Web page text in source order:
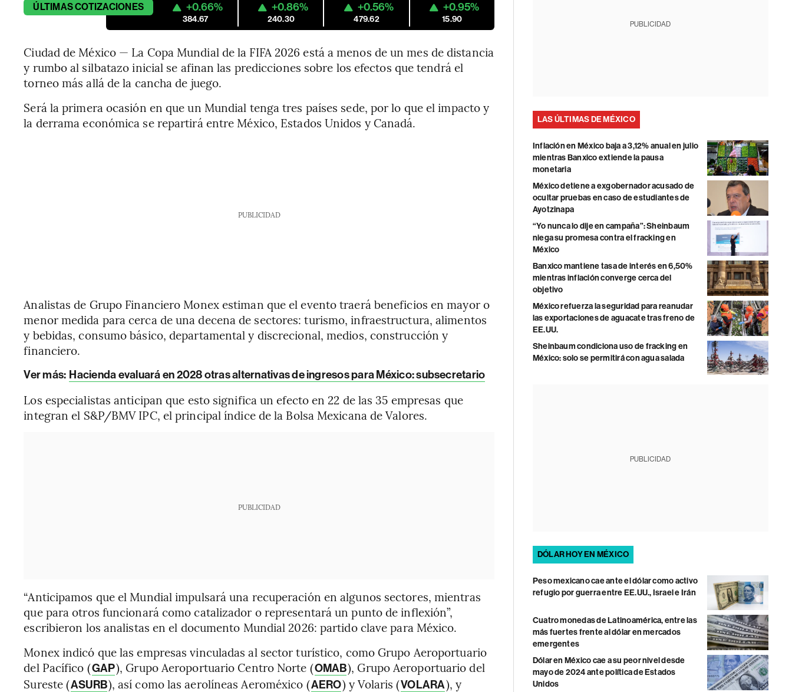
ÚLTIMASCOTIZACIONES +0.66%
384.67
+0.86%
240.30
+0.56%
479.62
+0.95%
15.90
Ciudad de México — La Copa Mundial de la FIFA 2026 está a menos de un mes de distancia
y rumbo al silbatazo inicial se afinan las predicciones sobre los efectos que tendrá el
torneo más allá de la cancha de juego.
Será la primera ocasión en que un Mundial tenga tres países sede, por lo que el impacto y
la derrama económica se repartirá entre México, Estados Unidos y Canadá.
PUBLICIDAD
Analistas de Grupo Financiero Monex estiman que el evento traerá beneficios en mayor o
menor medida para cerca de una decena de sectores: turismo, infraestructura, alimentos
y bebidas, consumo básico, departamental y discrecional, medios, construcción y
financiero.
Ver más: Hacienda evaluará en 2028 otras alternativas de ingresos para México: subsecretario
Los especialistas anticipan que esto significa un efecto en 22 de las 35 empresas que
integran el S&P/BMV IPC, el principal índice de la Bolsa Mexicana de Valores.
PUBLICIDAD
“Anticipamos que el Mundial impulsará una recuperación en algunos sectores, mientras
que para otros funcionará como catalizador o representará un punto de inflexión”,
escribieron los analistas en el documento Mundial 2026: partido clave para México.
Monex indicó que las empresas vinculadas al sector turístico, como Grupo Aeroportuario
del Pacífico (GAP), Grupo Aeroportuario Centro Norte (OMAB), Grupo Aeroportuario del
Sureste (ASURB), así como las aerolíneas Aeroméxico (AERO) y Volaris (VOLARA), y
PUBLICIDAD
LAS ÚLTIMAS DE MÉXICO
Inflación en México baja a 3,12% anual en julio
mientras Banxico extiende la pausa
monetaria
México detiene a exgobernador acusado de
ocultar pruebas en caso de estudiantes de
Ayotzinapa
“Yo nunca lo dije en campaña”: Sheinbaum
niega su promesa contra el fracking en
México
Banxico mantiene tasa de interés en 6,50%
mientras inflación converge cerca del
objetivo
México refuerza la seguridad para reanudar
las exportaciones de aguacate tras freno de
EE.UU.
Sheinbaum condiciona uso de fracking en
México: solo se permitirá con agua salada
PUBLICIDAD
DÓLAR HOY EN MÉXICO
Peso mexicano cae ante el dólar como activo
refugio por guerra entre EE.UU., Israel e Irán
Cuatro monedas de Latinoamérica, entre las
más fuertes frente al dólar en mercados
emergentes
Dólar en México cae a su peor nivel desde
mayo de 2024 ante política de Estados
Unidos